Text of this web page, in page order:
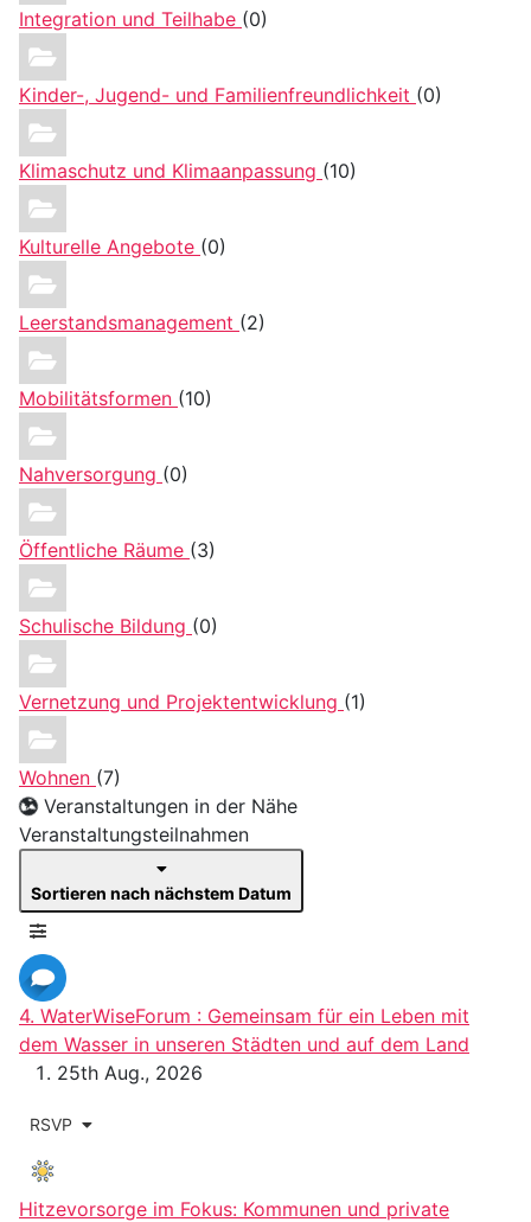
Integration und Teilhabe (0)
Kinder-, Jugend- und Familienfreundlichkeit (0)
Klimaschutz und Klimaanpassung (10)
Kulturelle Angebote (0)
Leerstandsmanagement (2)
Mobilitätsformen (10)
Nahversorgung (0)
Öffentliche Räume (3)
Schulische Bildung (0)
Vernetzung und Projektentwicklung (1)
Wohnen (7)
Veranstaltungen in der Nähe
Veranstaltungsteilnahmen
Sortieren nach nächstem Datum
4. WaterWiseForum : Gemeinsam für ein Leben mit
dem Wasser in unseren Städten und auf dem Land
25th Aug., 2026
RSVP
Hitzevorsorge im Fokus: Kommunen und private